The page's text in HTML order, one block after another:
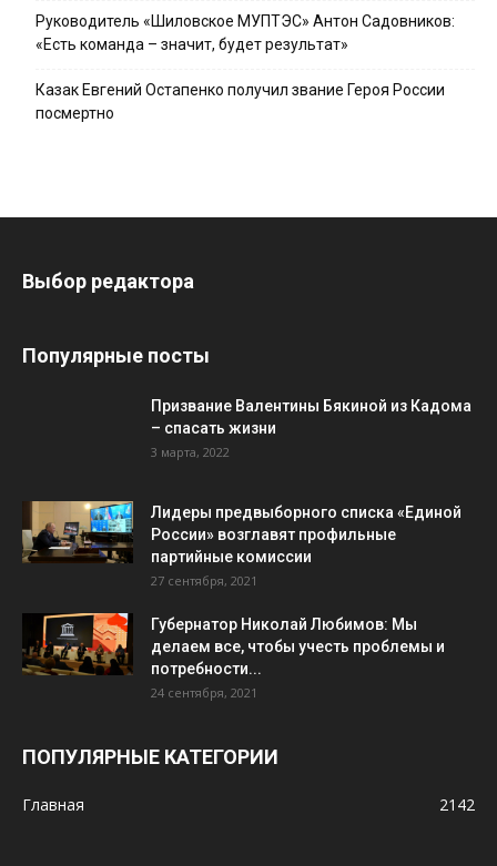
Руководитель «Шиловское МУПТЭС» Антон Садовников:
«Есть команда – значит, будет результат»
Казак Евгений Остапенко получил звание Героя России
посмертно
Выбор редактора
Популярные посты
Призвание Валентины Бякиной из Кадома
– спасать жизни
3 марта, 2022
Лидеры предвыборного списка «Единой
России» возглавят профильные
партийные комиссии
27 сентября, 2021
Губернатор Николай Любимов: Мы
делаем все, чтобы учесть проблемы и
потребности...
24 сентября, 2021
ПОПУЛЯРНЫЕ КАТЕГОРИИ
Главная 2142